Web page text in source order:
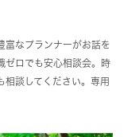
富なプランナーがお話を
ゼロでも安心相談会。時
相談してください。専用